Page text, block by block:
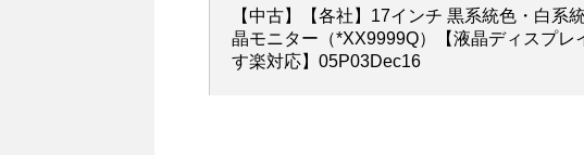
【中古】【各社】17インチ 黒系統色・白系
晶モニター（*XX9999Q）【液晶ディスプ
す楽対応】05P03Dec16